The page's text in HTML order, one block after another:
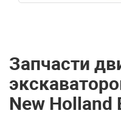
Запчасти
New Holland